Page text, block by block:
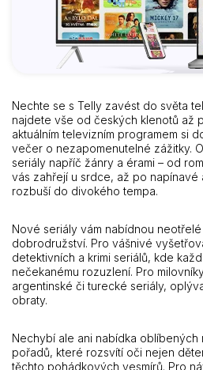
Nechte se s Telly zavést do světa
najdete vše od českých klenotů až
aktuálním televizním programem si
večer o nezapomenutelné zážitky.
seriály napříč žánry a érami – od
vás zahřejí u srdce, až po
rozbuší do divokého tempa.
Nové seriály vám nabídnou
dobrodružství. Pro vášnivé
detektivních a krimi seriálů, kde
nečekanému rozuzlení. Pro
argentinské či turecké seriály,
obraty.
Nechybí ale ani nabídka oblíbených
pořadů, které rozsvítí oči nejen
těchto pohádkových vesmírů. Pro